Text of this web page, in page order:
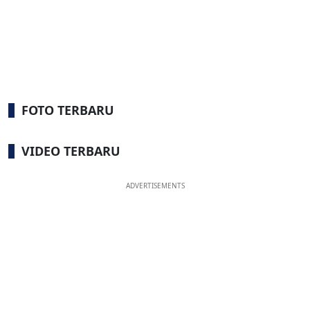
FOTO TERBARU
VIDEO TERBARU
ADVERTISEMENTS